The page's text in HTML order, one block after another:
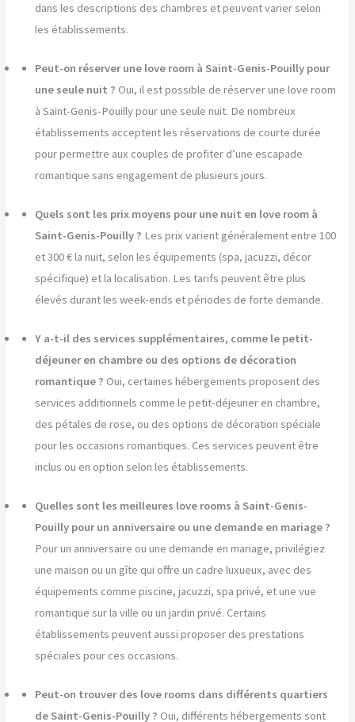
dans les descriptions des chambres et peuvent varier selon
les établissements.
Peut-on réserver une love room à Saint-Genis-Pouilly pour
une seule nuit ? Oui, il est possible de réserver une love room
à Saint-Genis-Pouilly pour une seule nuit. De nombreux
établissements acceptent les réservations de courte durée
pour permettre aux couples de profiter d’une escapade
romantique sans engagement de plusieurs jours.
Quels sont les prix moyens pour une nuit en love room à
Saint-Genis-Pouilly ? Les prix varient généralement entre 100
et 300 € la nuit, selon les équipements (spa, jacuzzi, décor
spécifique) et la localisation. Les tarifs peuvent être plus
élevés durant les week-ends et périodes de forte demande.
Y a-t-il des services supplémentaires, comme le petit-
déjeuner en chambre ou des options de décoration
romantique ? Oui, certaines hébergements proposent des
services additionnels comme le petit-déjeuner en chambre,
des pétales de rose, ou des options de décoration spéciale
pour les occasions romantiques. Ces services peuvent être
inclus ou en option selon les établissements.
Quelles sont les meilleures love rooms à Saint-Genis-
Pouilly pour un anniversaire ou une demande en mariage ?
Pour un anniversaire ou une demande en mariage, privilégiez
une maison ou un gîte qui offre un cadre luxueux, avec des
équipements comme piscine, jacuzzi, spa privé, et une vue
romantique sur la ville ou un jardin privé. Certains
établissements peuvent aussi proposer des prestations
spéciales pour ces occasions.
Peut-on trouver des love rooms dans différents quartiers
de Saint-Genis-Pouilly ? Oui, différents hébergements sont